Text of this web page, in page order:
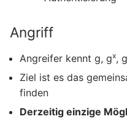
Angriff
Angreifer kennt g, gx, g
Ziel ist es das
finden
Derzeitig einzige